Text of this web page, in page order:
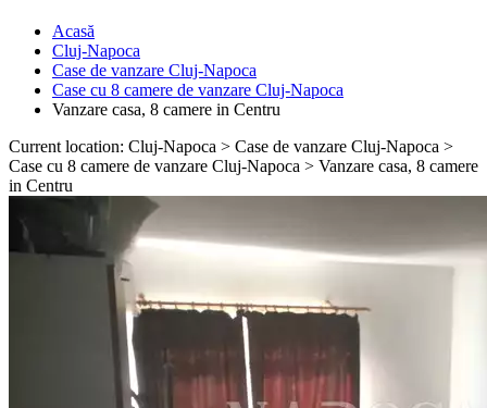
Acasă
Cluj-Napoca
Case de vanzare Cluj-Napoca
Case cu 8 camere de vanzare Cluj-Napoca
Vanzare casa, 8 camere in Centru
Current location: Cluj-Napoca > Case de vanzare Cluj-Napoca >
Case cu 8 camere de vanzare Cluj-Napoca > Vanzare casa, 8 camere
in Centru